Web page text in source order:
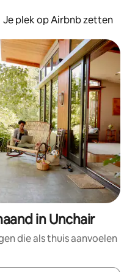
Je plek op Airbnb zetten
in Unchair
die als thuis aanvoelen